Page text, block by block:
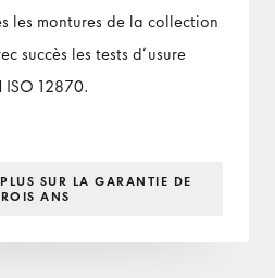
les montures de la collection
succès les tests d’usure
ISO 12870.
SUR LA GARANTIE DE
ANS